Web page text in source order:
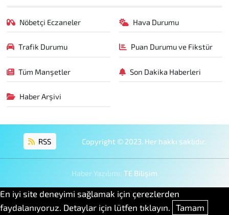
Nöbetçi Eczaneler Hava Durumu
Trafik Durumu Puan Durumu ve Fikstür
Tüm Manşetler Son Dakika Haberleri
Haber Arşivi
RSS Copyright © 2023. Her hakkı saklıdır.
Haber Yazılımı: TE Bilişim
En iyi site deneyimi sağlamak için çerezlerden
faydalanıyoruz. Detaylar için lütfen tıklayın. Tamam